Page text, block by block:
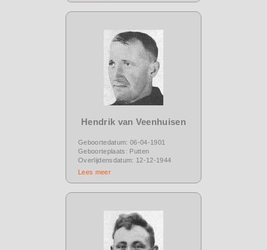
Hendrik van Veenhuisen
Geboortedatum: 06-04-1901
Geboorteplaats: Putten
Overlijdensdatum: 12-12-1944
Lees meer